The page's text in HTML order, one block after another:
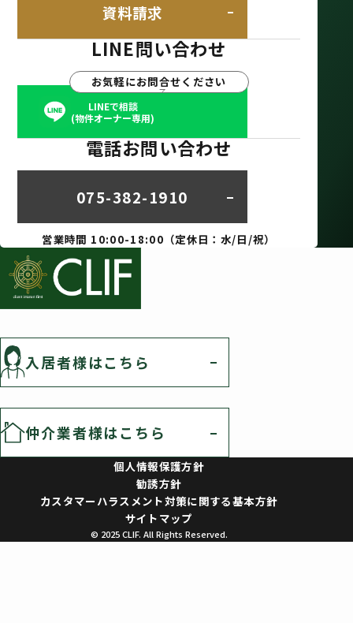
資料請求
LINE問い合わせ
お気軽にお問合せください
LINEで相談
(物件オーナー専用)
電話お問い合わせ
075-382-1910
営業時間 10:00-18:00（定休日：水/日/祝）
入居者様はこちら
仲介業者様はこちら
個人情報保護方針
勧誘方針
カスタマーハラスメント対策に関する基本方針
サイトマップ
© 2025 CLIF. All Rights Reserved.